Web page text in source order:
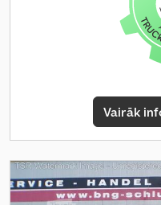
Vairāk